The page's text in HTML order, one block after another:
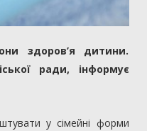
здоров’я дитини.
ради, інформує
у сімейні форми